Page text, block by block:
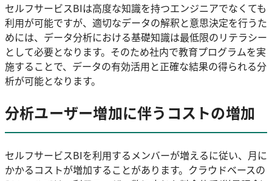
セルフサービスBIは高度な知識を持つエンジニアでなくても
利用が可能ですが、適切なデータの解釈と意思決定を行うた
めには、データ分析における基礎知識は最低限のリテラシー
として必要となります。そのため社内で教育プログラムを実
施することで、データの有効活用と正確な結果の得られる分
析が可能となります。
分析ユーザー増加に伴うコストの増加
セルフサービスBIを利用するメンバーが増えるに従い、月に
かかるコストが増加することがあります。クラウドベースの